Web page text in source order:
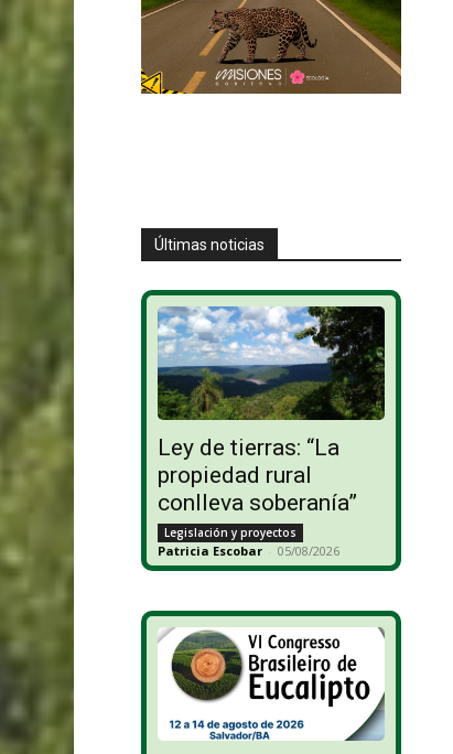
Últimas noticias
Ley de tierras: “La
propiedad rural
conlleva soberanía”
Legislación y proyectos
Patricia Escobar - 05/08/2026